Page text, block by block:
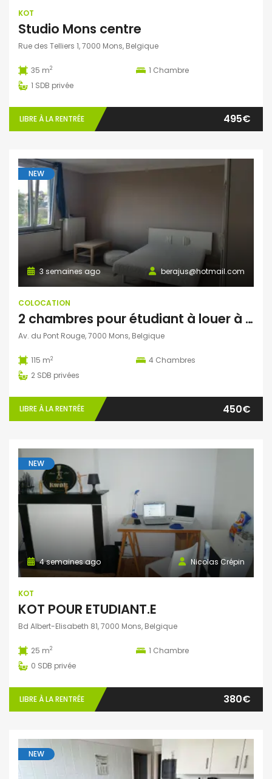
KOT
Studio Mons centre
Rue des Telliers 1, 7000 Mons, Belgique
35 m2 1 Chambre
1 SDB privée
LIBRE À LA RENTRÉE 495€
NEW
berajus@hotmail.com
3 semaines ago
COLOCATION
2 chambres pour étudiant à louer à Mons
Av. du Pont Rouge, 7000 Mons, Belgique
115 m2 4 Chambres
2 SDB privées
LIBRE À LA RENTRÉE 450€
NEW
Nicolas Crépin
4 semaines ago
KOT
KOT POUR ETUDIANT.E
Bd Albert-Elisabeth 81, 7000 Mons, Belgique
25 m2 1 Chambre
0 SDB privée
LIBRE À LA RENTRÉE 380€
NEW